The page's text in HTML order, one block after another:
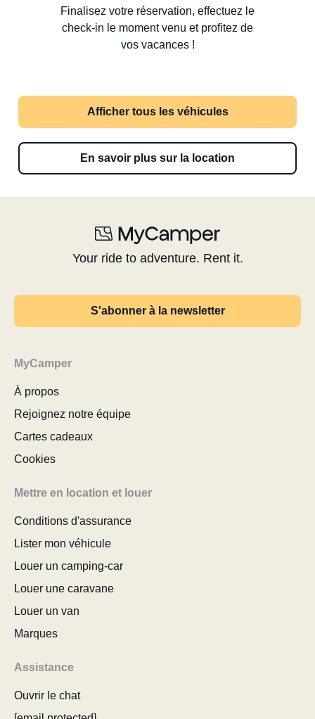
Finalisez votre réservation, effectuez le
check-in le moment venu et profitez de
vos vacances !
Afficher tous les véhicules
En savoir plus sur la location
Your ride to adventure. Rent it.
S'abonner à la newsletter
MyCamper
À propos
Rejoignez notre équipe
Cartes cadeaux
Cookies
Mettre en location et louer
Conditions d'assurance
Lister mon véhicule
Louer un camping-car
Louer une caravane
Louer un van
Marques
Assistance
Ouvrir le chat